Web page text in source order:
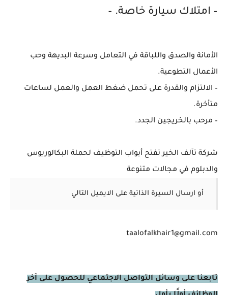
– امتلاك سيارة خاصة. –
الأمانة والصدق واللباقة في التعامل وسرعة البديهة وحب
الأعمال التطوعية.
– الالتزام والقدرة على تحمل ضغط العمل والعمل لساعات
متأخرة.
– مرحب بالخريجين الجدد.
شركة تآلف الخير تفتح أبواب التوظيف لحملة البكالوريوس
والدبلوم في مجالات متنوعة
أو ارسال السيرة الذاتية على الايميل التالي
taalofalkhair1@gmail.com
تابعنا على وسائل التواصل الاجتماعي للحصول على آخر